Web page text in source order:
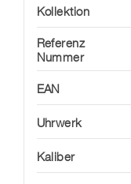
Kollektion
Referenz
Nummer
EAN
Uhrwerk
Kaliber